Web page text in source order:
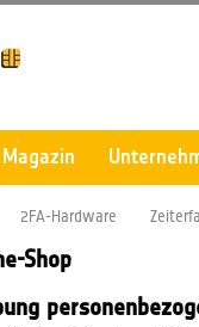
Magazin
2FA-Hardware
Shop